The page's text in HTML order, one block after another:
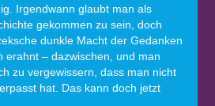
Irgendwann glaubt man als
gekommen zu sein, doch
dunkle Macht der Gedanken
erahnt – dazwischen, und man
zu vergewissern, dass man nicht
hat. Das kann doch jetzt